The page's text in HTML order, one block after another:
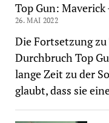
Top Gun:
26. MAI 2022
Die Fortsetzung
Durchbruch Top
lange Zeit zu der
glaubt, dass sie